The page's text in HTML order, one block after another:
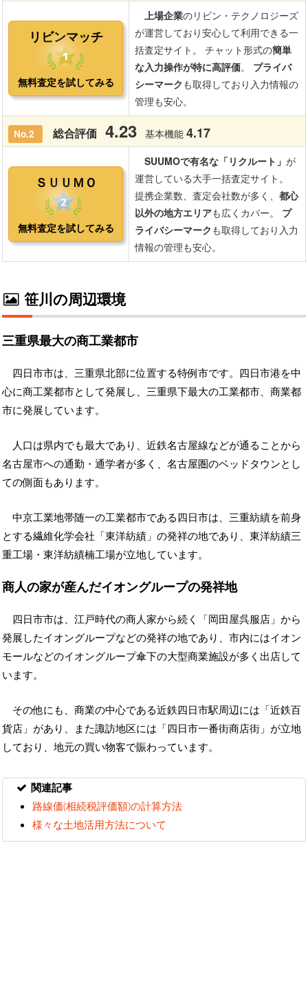
笹川の周辺環境
三重県最大の商工業都市
四日市市は、三重県北部に位置する特例市です。四日市港を中
心に商工業都市として発展し、三重県下最大の工業都市、商業都
市に発展しています。
人口は県内でも最大であり、近鉄名古屋線などが通ることから
名古屋市への通勤・通学者が多く、名古屋圏のベッドタウンとし
ての側面もあります。
中京工業地帯随一の工業都市である四日市は、三重紡績を前身
とする繊維化学会社「東洋紡績」の発祥の地であり、東洋紡績三
重工場・東洋紡績楠工場が立地しています。
商人の家が産んだイオングループの発祥地
四日市市は、江戸時代の商人家から続く「岡田屋呉服店」から
発展したイオングループなどの発祥の地であり、市内にはイオン
モールなどのイオングループ傘下の大型商業施設が多く出店して
います。
その他にも、商業の中心である近鉄四日市駅周辺には「近鉄百
貨店」があり、また諏訪地区には「四日市一番街商店街」が立地
しており、地元の買い物客で賑わっています。
関連記事
路線価(相続税評価額)の計算方法
様々な土地活用方法について